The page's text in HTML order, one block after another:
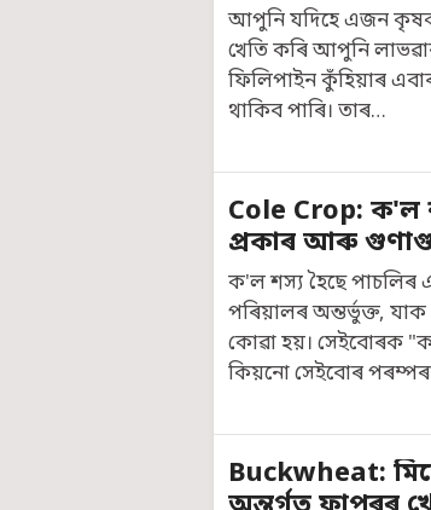
আপুনি যদিহে এজন কৃষক
খেতি কৰি আপুনি
ফিলিপাইন কুঁহিয়াৰ
থাকিব পাৰি। তাৰ…
Cole Crop: ক'ল
প্ৰকাৰ আৰু
ক'ল শস্য হৈছে পাচলিৰ
পৰিয়ালৰ অন্তৰ্ভুক্ত,
কোৱা হয়। সেইবোৰক
কিয়নো সেইবোৰ
Buckwheat: